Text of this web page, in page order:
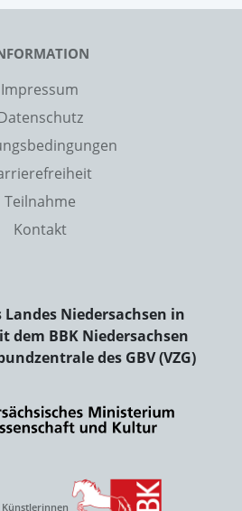
Impressum
Teilnahme
Kontakt
Landes Niedersachsen in
dem BBK Niedersachsen
des GBV (VZG)